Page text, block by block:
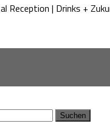
Reception | Drinks +